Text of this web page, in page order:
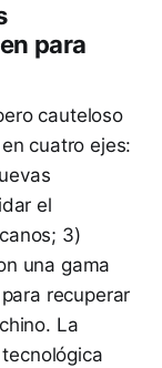
para
cauteloso
cuatro ejes:
el
3)
una gama
recuperar
La